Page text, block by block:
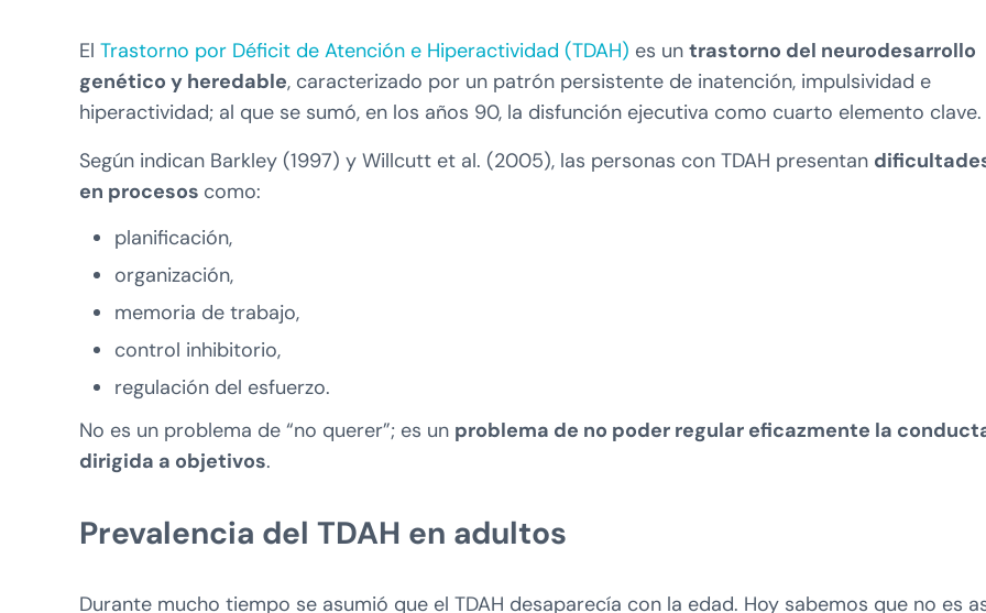
El Trastorno por Déficit de Atención e Hiperactividad (TDAH) es un trastorno del neurodesarrollo
genético y heredable, caracterizado por un patrón persistente de inatención, impulsividad e
hiperactividad; al que se sumó, en los años 90, la disfunción ejecutiva como cuarto elemento clave.
Según indican Barkley (1997) y Willcutt et al. (2005), las personas con TDAH presentan
en procesos como:
planificación,
organización,
memoria de trabajo,
control inhibitorio,
regulación del esfuerzo.
No es un problema de “no querer”; es un problema de no poder regular eficazmente la
dirigida a objetivos.
Prevalencia del TDAH en adultos
Durante mucho tiempo se asumió que el TDAH desaparecía con la edad. Hoy sabemos que no es